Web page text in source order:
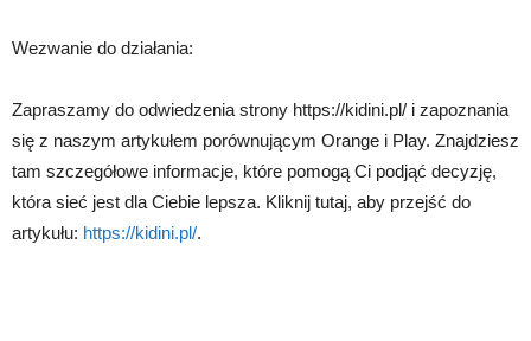
Wezwanie do działania:
Zapraszamy do odwiedzenia strony https://kidini.pl/ i zapoznania
się z naszym artykułem porównującym Orange i Play. Znajdziesz
tam szczegółowe informacje, które pomogą Ci podjąć decyzję,
która sieć jest dla Ciebie lepsza. Kliknij tutaj, aby przejść do
artykułu: https://kidini.pl/.